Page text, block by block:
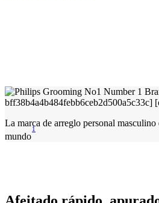
La marca de arreglo personal
mundo
1